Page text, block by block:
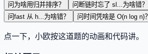
问 为啥用归并排序？ 问 断链时忘了 sl...为啥错？
问fast 从 h...为啥错？ 问 时间凭啥是 O(n log n)？
点一下，小欧按这道题的动画和代码讲。